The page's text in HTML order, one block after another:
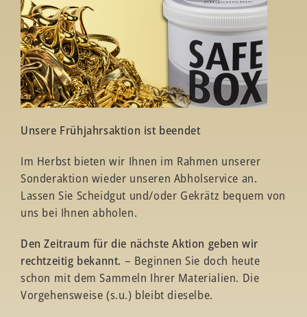
Unsere Frühjahrsaktion ist beendet
Im Herbst bieten wir Ihnen im Rahmen unserer
Sonderaktion wieder unseren Abholservice an.
Lassen Sie Scheidgut und/oder Gekrätz bequem von
uns bei Ihnen abholen.
Den Zeitraum für die nächste Aktion geben wir
rechtzeitig bekannt. – Beginnen Sie doch heute
schon mit dem Sammeln Ihrer Materialien. Die
Vorgehensweise (s.u.) bleibt dieselbe.